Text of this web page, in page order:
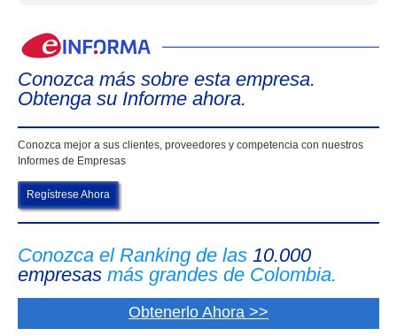
Conozca más sobre esta empresa.
Obtenga su Informe ahora.
Conozca mejor a sus clientes, proveedores y competencia con nuestros
Informes de Empresas
Regístrese Ahora
Conozca el Ranking de las 10.000
empresas más grandes de Colombia.
Obtenerlo Ahora >>